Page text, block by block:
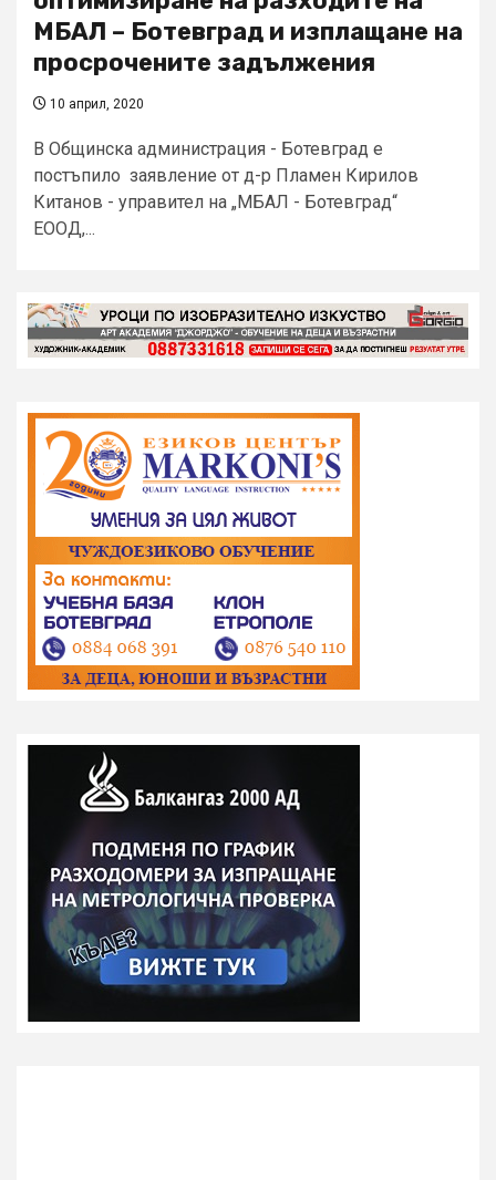
МБАЛ – Ботевград и изплащане на
просрочените задължения
10 април, 2020
В Общинска администрация - Ботевград e
постъпило заявление от д-р Пламен Кирилов
Китанов - управител на „МБАЛ - Ботевград“
ЕООД,...